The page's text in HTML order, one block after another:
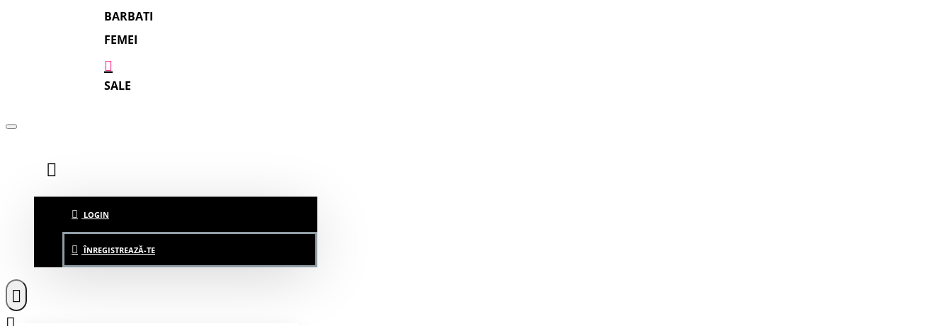
BARBATI
FEMEI
SALE
LOGIN
ÎNREGISTREAZĂ-TE